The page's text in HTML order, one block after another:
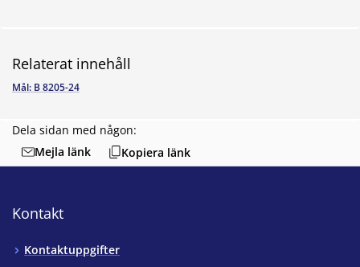
Dela sidan med någon:
Mejla länk
Kopiera länk
Relaterat innehåll
Mål: B 8205-24
Kontakt
Kontaktuppgifter